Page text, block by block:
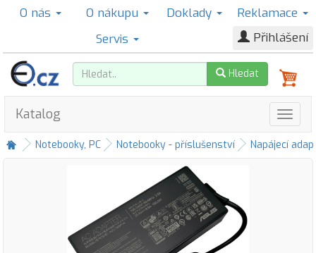
O nás O nákupu Doklady
Reklamace
Servis
Přihlášení
Hledat
Katalog
Notebooky, PC Notebooky - příslušenství Napájecí